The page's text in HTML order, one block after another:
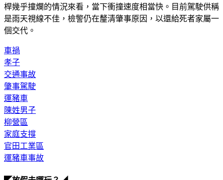
桿幾乎撞爛的情況來看，當下衝撞速度相當快。目前駕駛供稱
是雨天視線不佳，檢警仍在釐清肇事原因，以還給死者家屬一
個交代。
車禍
孝子
交通事故
肇事駕駛
運豬車
陳姓男子
柳營區
家庭支撐
官田工業區
運豬車事故